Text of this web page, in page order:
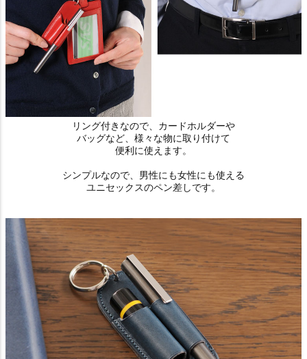
リング付きなので、カードホルダーや
バッグなど、様々な物に取り付けて
便利に使えます。
シンプルなので、男性にも女性にも使える
ユニセックスのペン差しです。